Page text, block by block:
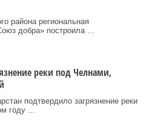
района региональная
добра» построила ...
реки под Челнами,
подтвердило загрязнение реки
году ...